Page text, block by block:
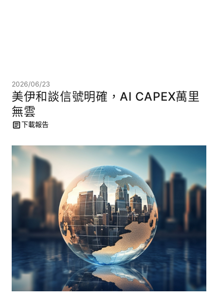
2026/06/23
美伊和談信號明確，AI CAPEX萬里
無雲
下載報告